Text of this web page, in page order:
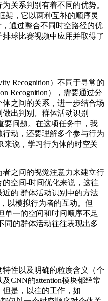
关系判别有着不同的优势。
架，它以两种互补的顺序灵
，通过整合不同时空路径的优
球比赛视频中应用并取得了
Recognition）不同于寻常的
Recognition），需要通过分
之间的关系，进一步结合场
出判别。群体活动识别
要问题。在这项任务中，我
动，还要理解多个参与行为
来说，学习行为体的时空关
之间的视觉注意力来建立行
空间-时间优化来说，这往
的 群体活动识别中的方法
以模拟行为者的互动。但
单一的空间和时间顺序不足
同的群体活动往往表现出多
性以及明确的粒度含义（个
CNN的attention模块都经常
是，以往的工作，如